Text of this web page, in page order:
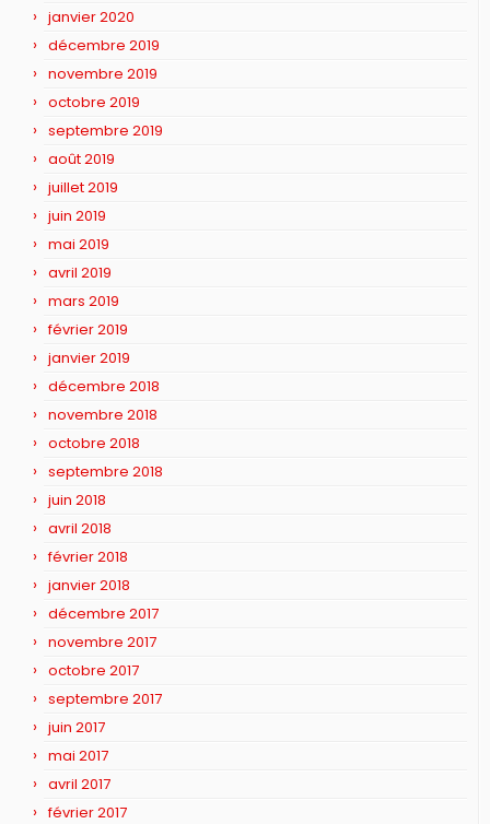
janvier 2020
décembre 2019
novembre 2019
octobre 2019
septembre 2019
août 2019
juillet 2019
juin 2019
mai 2019
avril 2019
mars 2019
février 2019
janvier 2019
décembre 2018
novembre 2018
octobre 2018
septembre 2018
juin 2018
avril 2018
février 2018
janvier 2018
décembre 2017
novembre 2017
octobre 2017
septembre 2017
juin 2017
mai 2017
avril 2017
février 2017